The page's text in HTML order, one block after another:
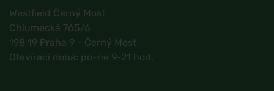
Westfield Černý Most
Chlumecká 765/6
198 19 Praha 9 - Černý Most
Otevírací doba: po-ne 9-21 hod.